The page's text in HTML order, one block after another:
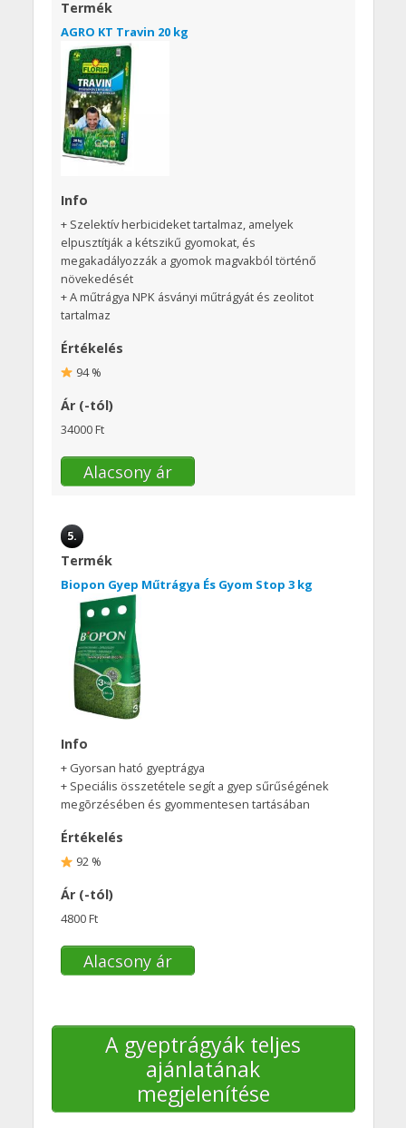
Termék
AGRO KT Travin 20 kg
Info
+ Szelektív herbicideket tartalmaz, amelyek
elpusztítják a kétszikű gyomokat, és
megakadályozzák a gyomok magvakból történő
növekedését
+ A műtrágya NPK ásványi műtrágyát és zeolitot
tartalmaz
Értékelés
94 %
Ár (-tól)
34000 Ft
Alacsony ár
5.
Termék
Biopon Gyep Műtrágya És Gyom Stop 3 kg
Info
+ Gyorsan ható gyeptrágya
+ Speciális összetétele segít a gyep sűrűségének
megõrzésében és gyommentesen tartásában
Értékelés
92 %
Ár (-tól)
4800 Ft
Alacsony ár
A gyeptrágyák teljes
ajánlatának
megjelenítése